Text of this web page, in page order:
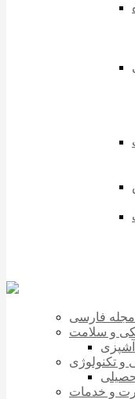
مجله فارسی
و سلامت
آشپزی
و تکنولوژی
و خدمات